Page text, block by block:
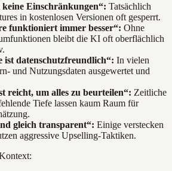
keine Einschränkungen“: Tatsächlich
in kostenlosen Versionen oft gesperrt.
funktioniert immer besser“: Ohne
bleibt die KI oft oberflächlich
ist datenschutzfreundlich“: In vielen
und Nutzungsdaten ausgewertet und
reicht, um alles zu beurteilen“: Zeitliche
Tiefe lassen kaum Raum für
gleich transparent“: Einige verstecken
aggressive Upselling-Taktiken.